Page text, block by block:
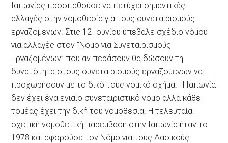
Ιαπωνίας προσπαθούσε να πετύχει σημαντικές
αλλαγές στην νομοθεσία για τους συνεταιρισμούς
εργαζομένων. Στις 12 Ιουνίου υπέβαλε σχέδιο νόμου
για αλλαγές στον “Νόμο για Συνεταιρισμούς
Εργαζομένων” που αν περάσουν θα δώσουν τη
δυνατότητα στους συνεταιρισμούς εργαζομένων να
προχωρήσουν με το δικό τους νομικό σχήμα. Η Ιαπωνία
δεν έχει ένα ενιαίο συνεταιριστικό νόμο αλλά κάθε
τομέας έχει την δική του νομοθεσία. Η τελευταία
σχετική νομοθετική παρέμβαση στην Ιαπωνία ήταν το
1978 και αφορούσε τον Νόμο για τους Δασικούς